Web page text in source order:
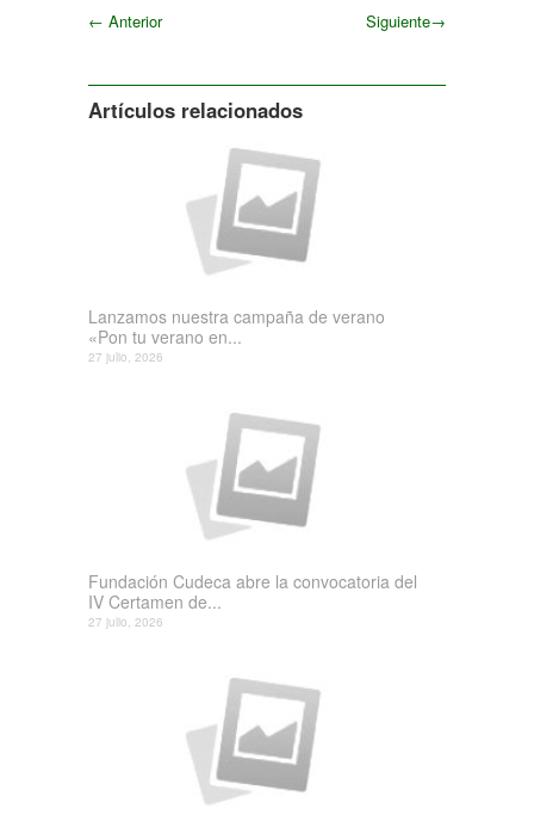
← Anterior Siguiente→
Artículos relacionados
Lanzamos nuestra campaña de verano
«Pon tu verano en...
27 julio, 2026
Fundación Cudeca abre la convocatoria del
IV Certamen de...
27 julio, 2026